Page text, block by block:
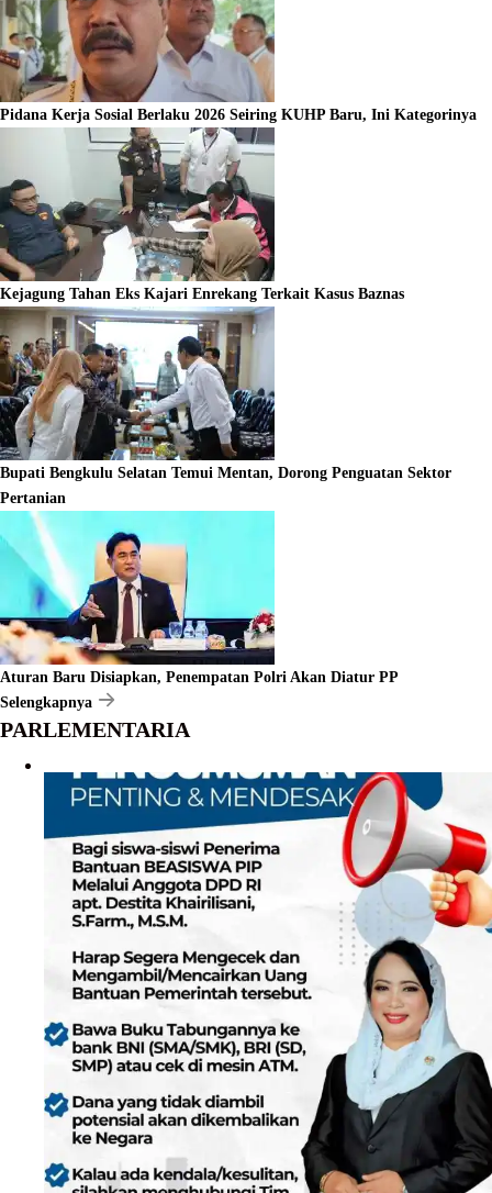
Pidana Kerja Sosial Berlaku 2026 Seiring KUHP Baru, Ini Kategorinya
Kejagung Tahan Eks Kajari Enrekang Terkait Kasus Baznas
Bupati Bengkulu Selatan Temui Mentan, Dorong Penguatan Sektor
Pertanian
Aturan Baru Disiapkan, Penempatan Polri Akan Diatur PP
Selengkapnya
PARLEMENTARIA